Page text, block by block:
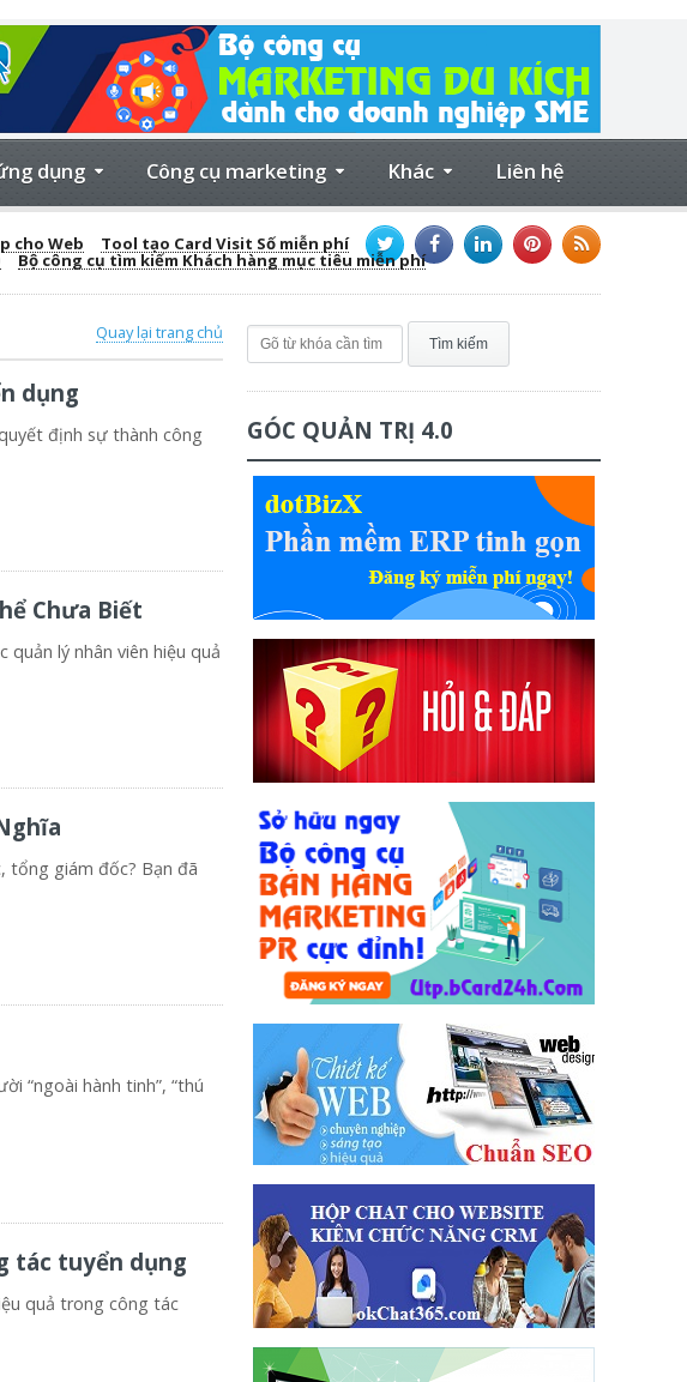
dụng Công cụ marketing Khác Liên hệ
cho Web Tool tạo Card Visit Số miễn phí
Bộ công cụ tìm kiếm Khách hàng mục tiêu miễn phí
Quay lại trang chủ
dụng
định sự thành công
Chưa Biết
lý nhân viên hiệu quả
tổng giám đốc? Bạn đã
“ngoài hành tinh”, “thú
tác tuyển dụng
quả trong công tác
GÓC QUẢN TRỊ 4.0